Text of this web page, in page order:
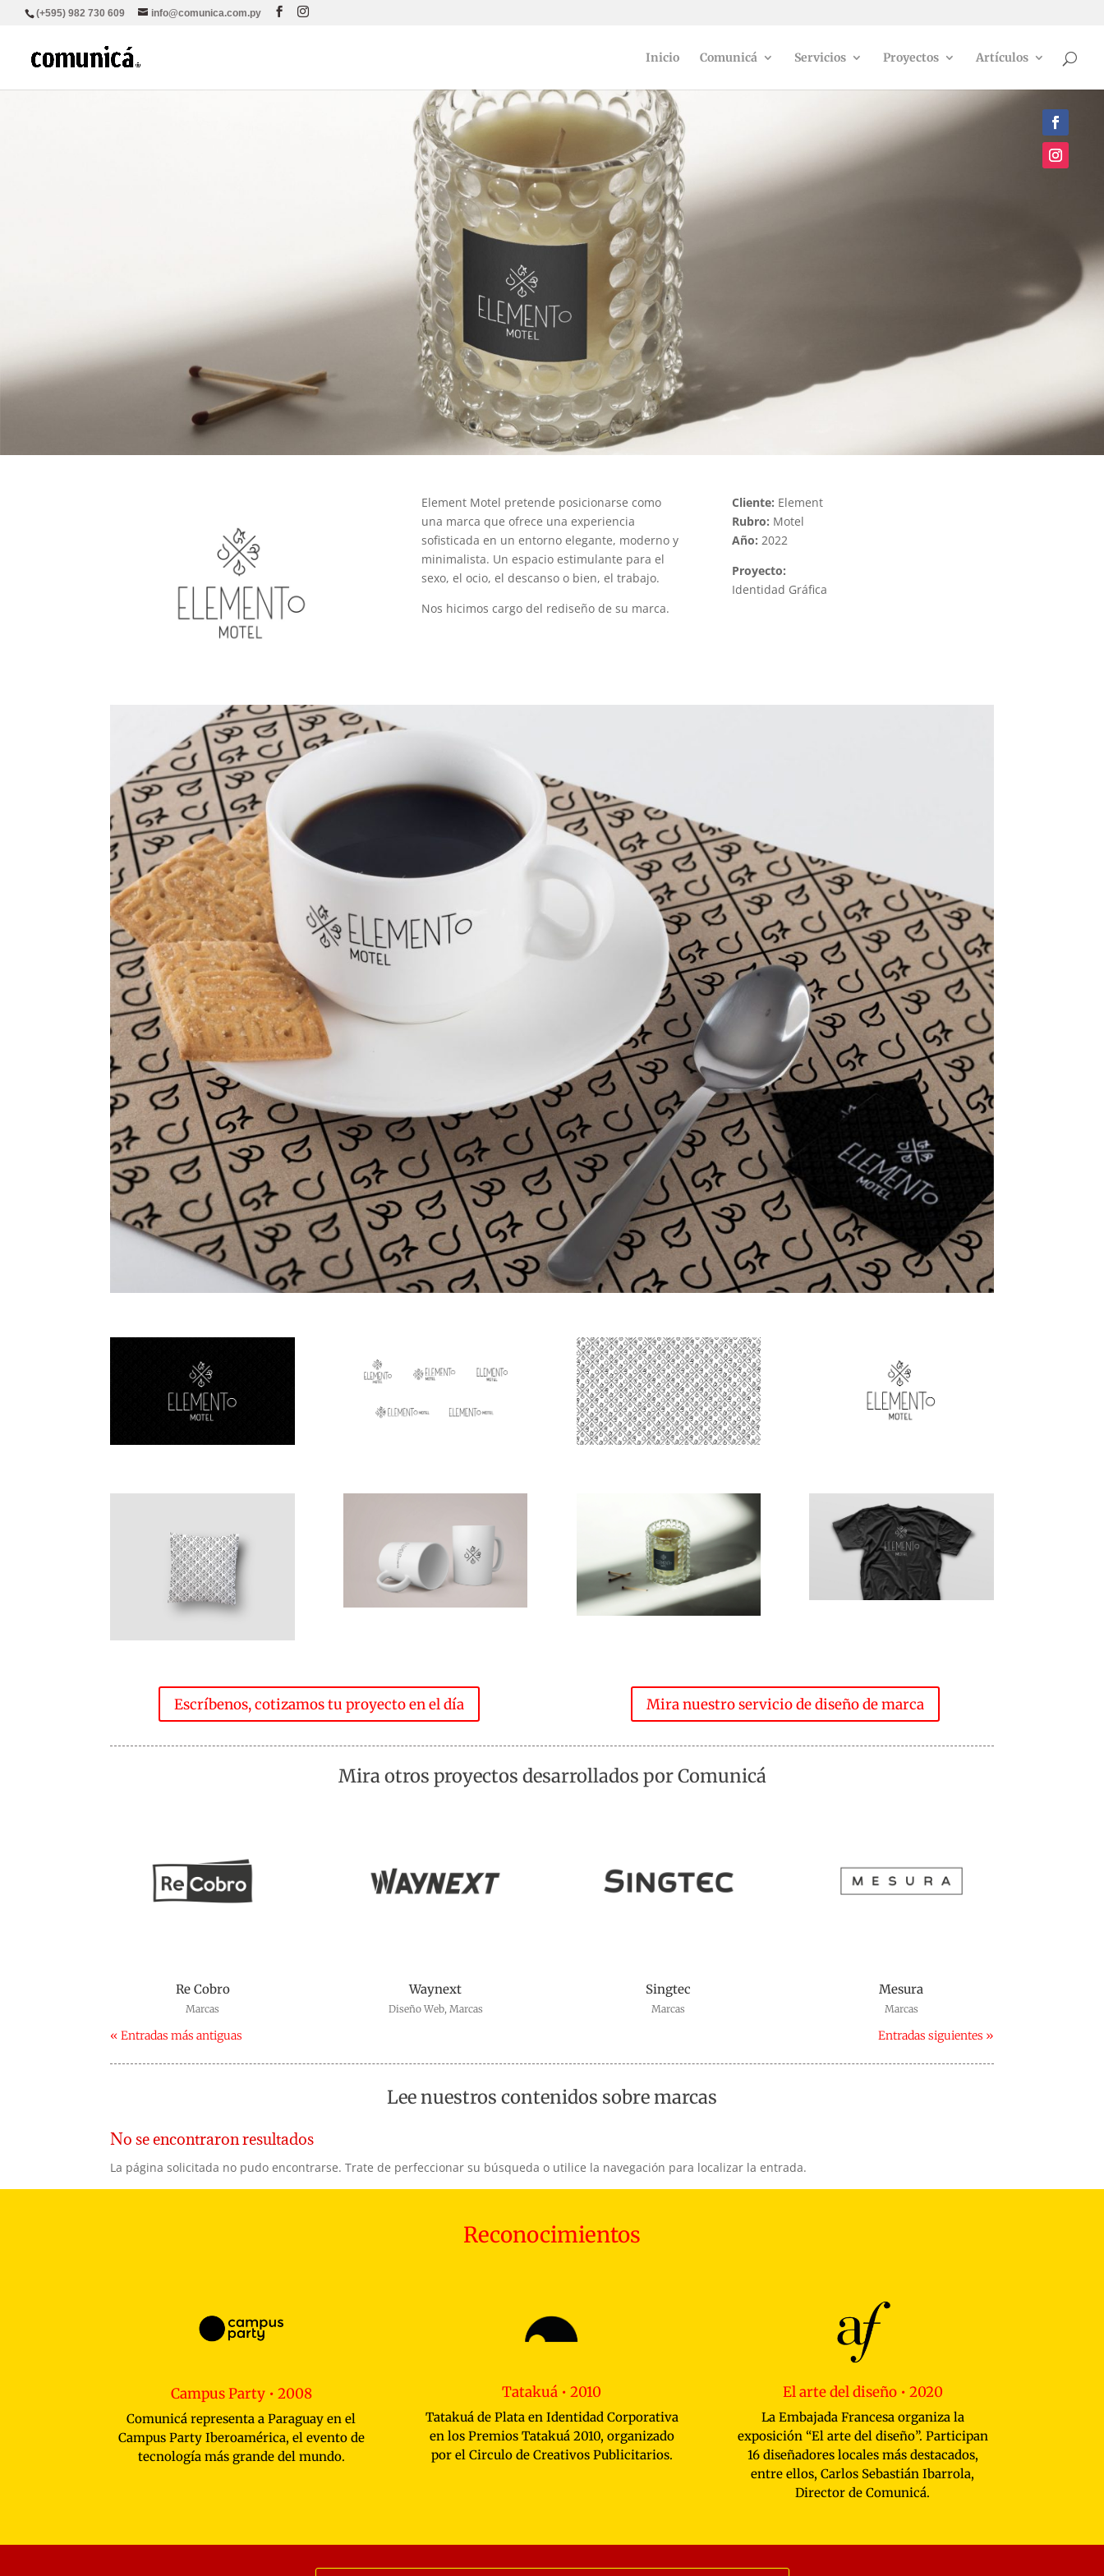
(+595) 982 730 609 info@comunica.com.py
Inicio Comunicá Servicios Proyectos Artículos
Element Motel pretende posicionarse como
una marca que ofrece una experiencia
sofisticada en un entorno elegante, moderno y
minimalista. Un espacio estimulante para el
sexo, el ocio, el descanso o bien, el trabajo.
Nos hicimos cargo del rediseño de su marca.
Cliente: Element
Rubro: Motel
Año: 2022
Proyecto:
Identidad Gráfica
Escríbenos, cotizamos tu proyecto en el día Mira nuestro servicio de diseño de marca
Mira otros proyectos desarrollados por Comunicá
Re Cobro
Marcas
Waynext
Diseño Web, Marcas
Singtec
Marcas
Mesura
Marcas
« Entradas más antiguas Entradas siguientes »
Lee nuestros contenidos sobre marcas
No se encontraron resultados
La página solicitada no pudo encontrarse. Trate de perfeccionar su búsqueda o utilice la navegación para localizar la entrada.
Reconocimientos
Campus Party • 2008
Comunicá representa a Paraguay en el
Campus Party Iberoamérica, el evento de
tecnología más grande del mundo.
Tatakuá • 2010
Tatakuá de Plata en Identidad Corporativa
en los Premios Tatakuá 2010, organizado
por el Circulo de Creativos Publicitarios.
El arte del diseño • 2020
La Embajada Francesa organiza la
exposición “El arte del diseño”. Participan
16 diseñadores locales más destacados,
entre ellos, Carlos Sebastián Ibarrola,
Director de Comunicá.